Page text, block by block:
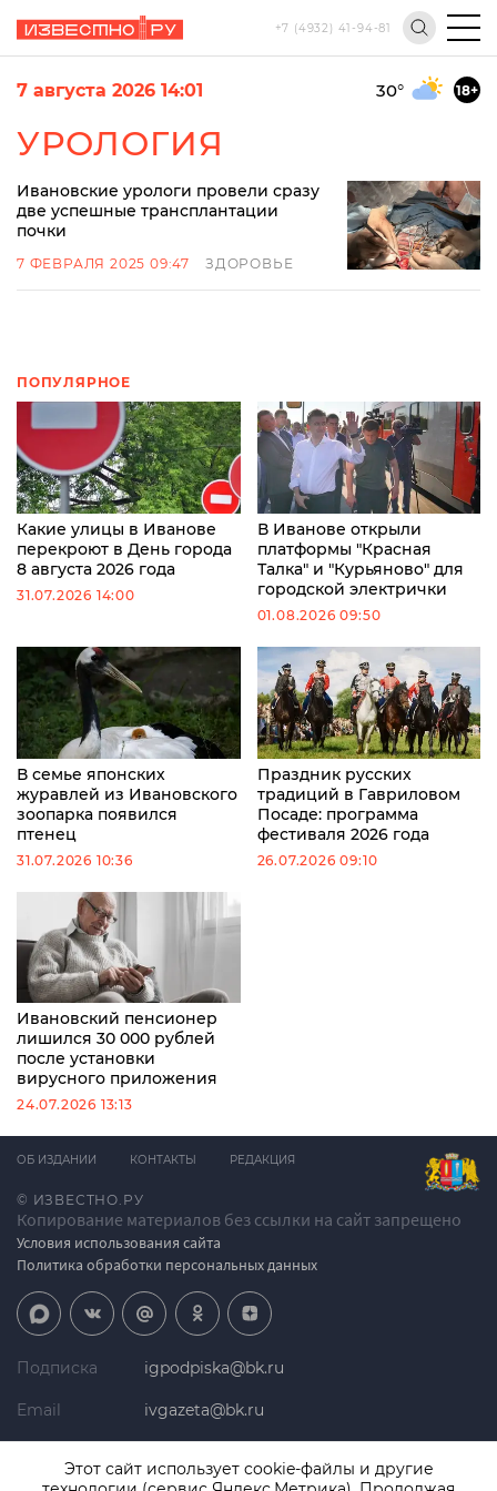
+7 (4932) 41-94-81
7 августа 2026 14:01 30° 18+
УРОЛОГИЯ
Ивановские урологи провели сразу
две успешные трансплантации
почки
7 ФЕВРАЛЯ 2025 09:47 ЗДОРОВЬЕ
ПОПУЛЯРНОЕ
Какие улицы в Иванове
перекроют в День города
8 августа 2026 года
31.07.2026 14:00
В Иванове открыли
платформы "Красная
Талка" и "Курьяново" для
городской электрички
01.08.2026 09:50
В семье японских
журавлей из Ивановского
зоопарка появился
птенец
31.07.2026 10:36
Праздник русских
традиций в Гавриловом
Посаде: программа
фестиваля 2026 года
26.07.2026 09:10
Ивановский пенсионер
лишился 30 000 рублей
после установки
вирусного приложения
24.07.2026 13:13
© ИЗВЕСТНО.РУ
Копирование материалов без ссылки на сайт запрещено
Условия использования сайта
Политика обработки персональных данных
ОБ ИЗДАНИИ КОНТАКТЫ РЕДАКЦИЯ
Подписка igpodpiska@bk.ru
Email ivgazeta@bk.ru
Этот сайт использует cookie-файлы и другие